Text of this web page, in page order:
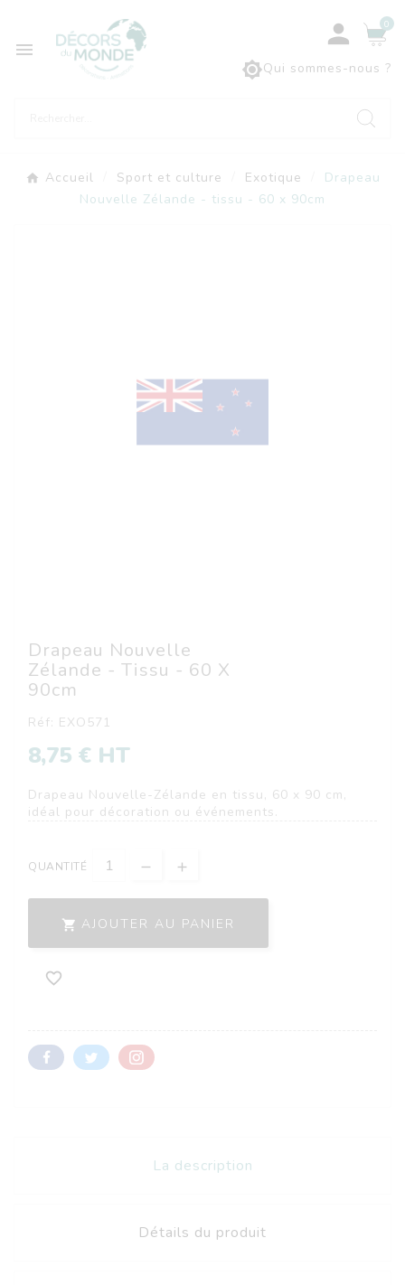

Qui sommes-nous ?
 0
Accueil Sport et culture Exotique
Drapeau
Nouvelle Zélande - tissu - 60 x 90cm
Drapeau Nouvelle
Zélande - Tissu - 60 X
90cm
Réf: EXO571
8,75 € HT
Drapeau Nouvelle-Zélande en tissu, 60 x 90 cm,
idéal pour décoration ou événements.
QUANTITÉ
 AJOUTER AU PANIER

La description
Détails du produit